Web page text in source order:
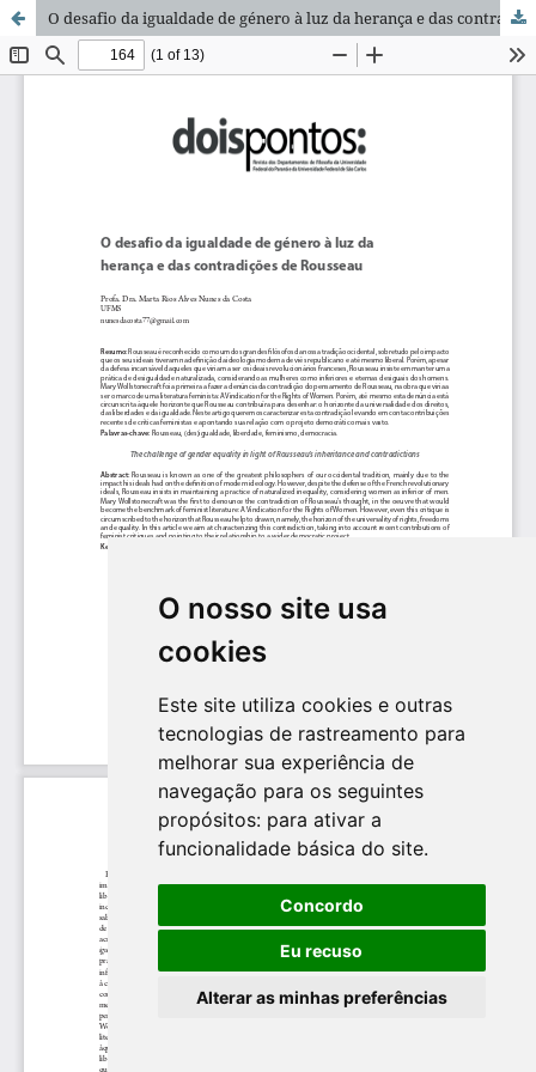
O nosso site usa
cookies
Este site utiliza cookies e outras
tecnologias de rastreamento para
melhorar sua experiência de
navegação para os seguintes
propósitos: para ativar a
funcionalidade básica do site.
Concordo
Eu recuso
Alterar as minhas preferências
O desafio da igualdade de género à luz da herança e das contradições de Rousseau